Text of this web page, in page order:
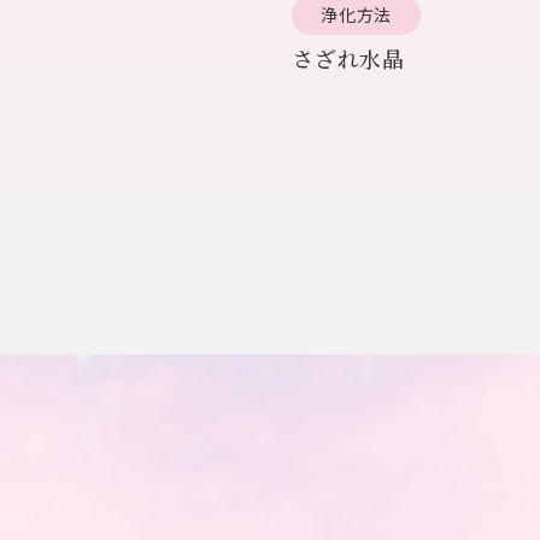
浄化方法
さざれ水晶